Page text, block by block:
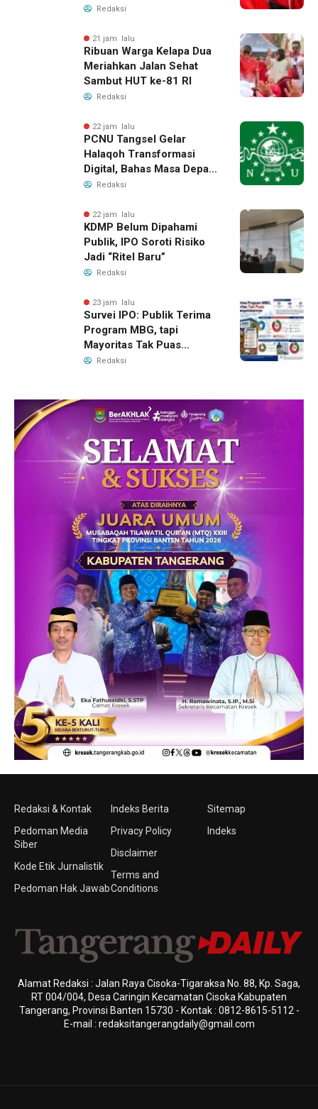
Harumkan Nama Banten
Redaksi
21 jam lalu
Ribuan Warga Kelapa Dua
Meriahkan Jalan Sehat
Sambut HUT ke-81 RI
Redaksi
22 jam lalu
PCNU Tangsel Gelar
Halaqoh Transformasi
Digital, Bahas Masa Depan
NU di Era Disrupsi
Redaksi
22 jam lalu
KDMP Belum Dipahami
Publik, IPO Soroti Risiko
Jadi “Ritel Baru”
Redaksi
23 jam lalu
Survei IPO: Publik Terima
Program MBG, tapi
Mayoritas Tak Puas
dengan Pengelolaannya
Redaksi
Redaksi & Kontak
Pedoman Media
Siber
Kode Etik Jurnalistik
Pedoman Hak Jawab
Indeks Berita
Privacy Policy
Disclaimer
Terms and
Conditions
Sitemap
Indeks
Alamat Redaksi : Jalan Raya Cisoka-Tigaraksa No. 88, Kp. Saga,
RT 004/004, Desa Caringin Kecamatan Cisoka Kabupaten
Tangerang, Provinsi Banten 15730 - Kontak : 0812-8615-5112 -
E-mail : redaksitangerangdaily@gmail.com